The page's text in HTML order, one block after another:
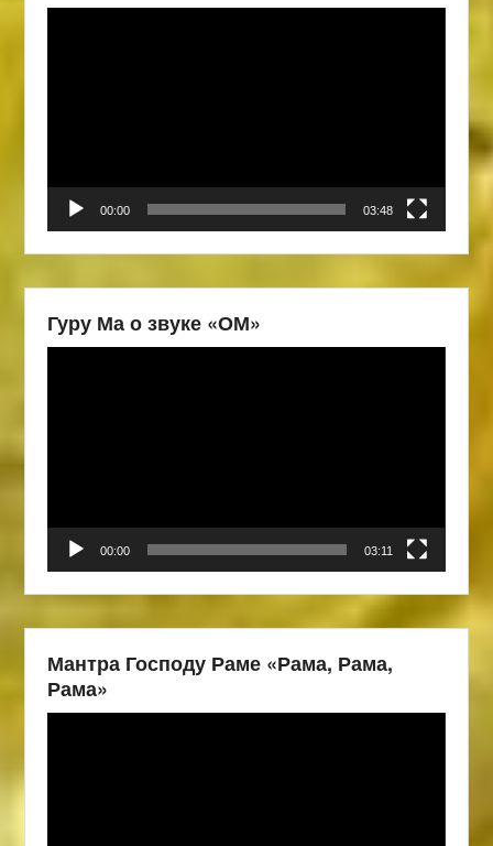
00:00 03:48
Гуру Ма о звуке «ОМ»
00:00 03:11
Мантра Господу Раме «Рама, Рама,
Рама»